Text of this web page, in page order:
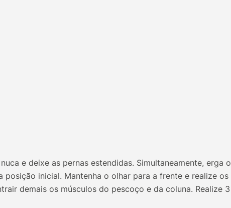
e deixe as pernas estendidas. Simultaneamente, erga o
inicial. Mantenha o olhar para a frente e realize os
demais os músculos do pescoço e da coluna. Realize 3